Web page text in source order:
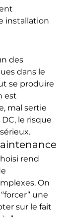
installation
des
dans le
se produire
est
mal sertie
le risque
rend
On
une
sur le fait